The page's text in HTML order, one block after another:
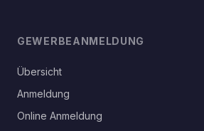
GEWERBEANMELDUNG
Übersicht
Anmeldung
Online Anmeldung